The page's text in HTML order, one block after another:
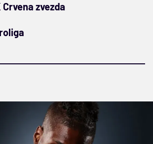
Crvena zvezda